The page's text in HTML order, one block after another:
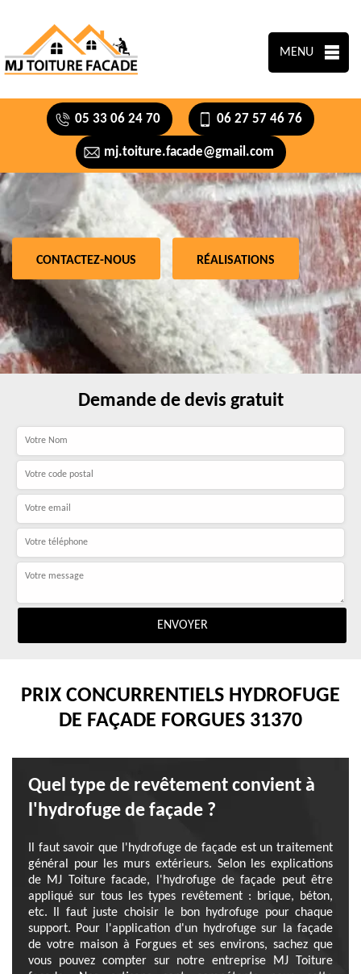
MENU
05 33 06 24 70 06 27 57 46 76
mj.toiture.facade@gmail.com
CONTACTEZ-NOUS RÉALISATIONS
Demande de devis gratuit
PRIX CONCURRENTIELS HYDROFUGE
DE FAÇADE FORGUES 31370
Quel type de revêtement convient à
l'hydrofuge de façade ?
Il faut savoir que l'hydrofuge de façade est un traitement
général pour les murs extérieurs. Selon les explications
de MJ Toiture facade, l'hydrofuge de façade peut être
appliqué sur tous les types revêtement : brique, béton,
etc. Il faut juste choisir le bon hydrofuge pour chaque
support. Pour l'application d'un hydrofuge sur la façade
de votre maison à Forgues et ses environs, sachez que
vous pouvez compter sur notre entreprise MJ Toiture